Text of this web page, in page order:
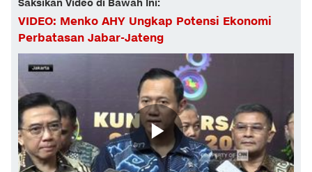
Saksikan Video di Bawah Ini:
VIDEO: Menko AHY Ungkap Potensi Ekonomi
Perbatasan Jabar-Jateng